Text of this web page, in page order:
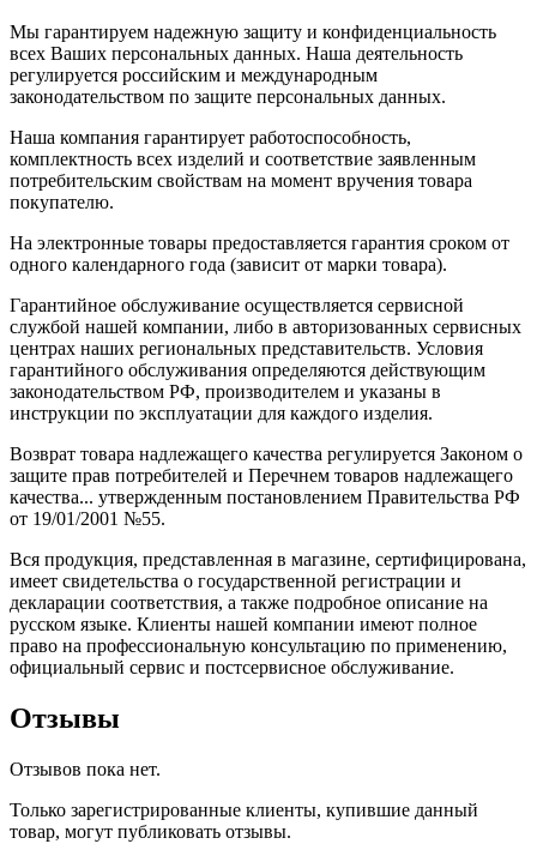
Мы гарантируем надежную защиту и конфиденциальность
всех Ваших персональных данных. Наша деятельность
регулируется российским и международным
законодательством по защите персональных данных.
Наша компания гарантирует работоспособность,
комплектность всех изделий и соответствие заявленным
потребительским свойствам на момент вручения товара
покупателю.
На электронные товары предоставляется гарантия сроком от
одного календарного года (зависит от марки товара).
Гарантийное обслуживание осуществляется сервисной
службой нашей компании, либо в авторизованных сервисных
центрах наших региональных представительств. Условия
гарантийного обслуживания определяются действующим
законодательством РФ, производителем и указаны в
инструкции по эксплуатации для каждого изделия.
Возврат товара надлежащего качества регулируется Законом о
защите прав потребителей и Перечнем товаров надлежащего
качества... утвержденным постановлением Правительства РФ
от 19/01/2001 №55.
Вся продукция, представленная в магазине, сертифицирована,
имеет свидетельства о государственной регистрации и
декларации соответствия, а также подробное описание на
русском языке. Клиенты нашей компании имеют полное
право на профессиональную консультацию по применению,
официальный сервис и постсервисное обслуживание.
Отзывы
Отзывов пока нет.
Только зарегистрированные клиенты, купившие данный
товар, могут публиковать отзывы.